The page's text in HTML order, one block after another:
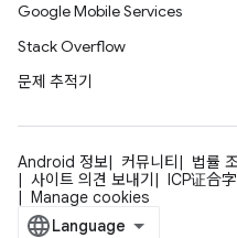
Google Mobile Services
Stack Overflow
문제 추적기
Android 정보 커뮤니티 법률
사이트 의견 보내기
ICP证合
Manage cookies